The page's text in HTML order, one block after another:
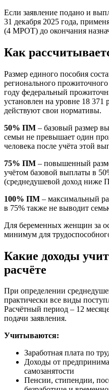
Если заявление подано и
31 декабря 2025 года,
(4 МРОТ) до окончания
Как
Размер единого пособия
регионального
году федеральный
установлен на уровне 18 371
действуют свои нормативы.
50% ПМ – базовый размер
семьи не превышает один
человека после учёта этой
75% ПМ – повышенный
учётом базовой выплаты в
(среднедушевой доход ниже
100% ПМ – максимальный
в 75% также не выводит
Для беременных женщин за
минимум для
Какие доходы
расчёте
При определении
практически все виды
Расчётный период – 12
подачи заявления.
Учитываются:
Заработная плата по
Доходы от
самозанятости
Пенсии, стипендии,